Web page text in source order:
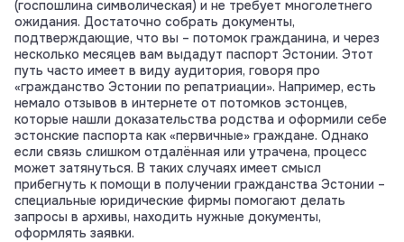
(госпошлина символическая) и не требует многолетнего
ожидания. Достаточно собрать документы,
подтверждающие, что вы – потомок гражданина, и через
несколько месяцев вам выдадут паспорт Эстонии. Этот
путь часто имеет в виду аудитория, говоря про
«гражданство Эстонии по репатриации». Например, есть
немало отзывов в интернете от потомков эстонцев,
которые нашли доказательства родства и оформили себе
эстонские паспорта как «первичные» граждане. Однако
если связь слишком отдалённая или утрачена, процесс
может затянуться. В таких случаях имеет смысл
прибегнуть к помощи в получении гражданства Эстонии –
специальные юридические фирмы помогают делать
запросы в архивы, находить нужные документы,
оформлять заявки.